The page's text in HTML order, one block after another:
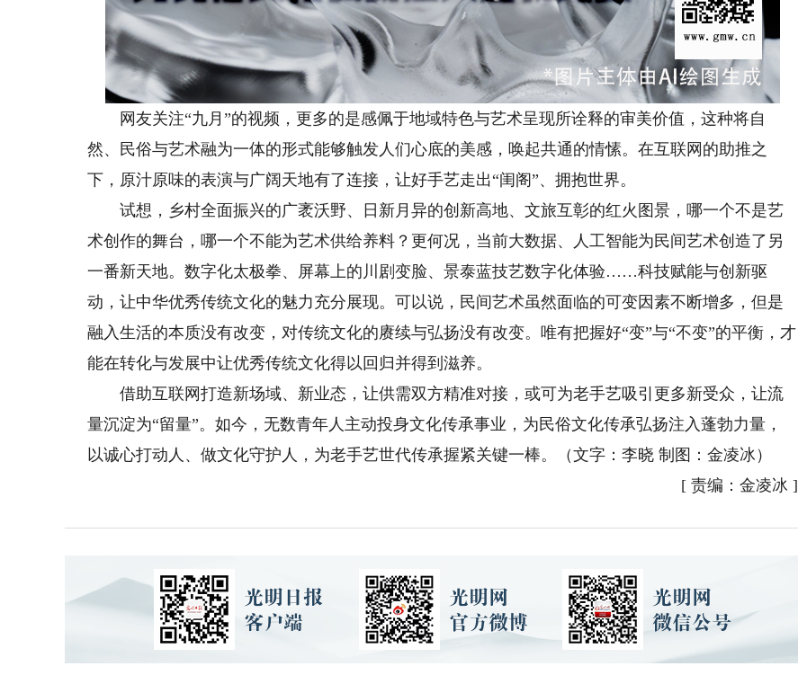
网友关注“九月”的视频，更多的是感佩于地域特色与艺术呈现所诠释的审美价值，这种将自
然、民俗与艺术融为一体的形式能够触发人们心底的美感，唤起共通的情愫。在互联网的助推之
下，原汁原味的表演与广阔天地有了连接，让好手艺走出“闺阁”、拥抱世界。
试想，乡村全面振兴的广袤沃野、日新月异的创新高地、文旅互彰的红火图景，哪一个不是艺
术创作的舞台，哪一个不能为艺术供给养料？更何况，当前大数据、人工智能为民间艺术创造了另
一番新天地。数字化太极拳、屏幕上的川剧变脸、景泰蓝技艺数字化体验……科技赋能与创新驱
动，让中华优秀传统文化的魅力充分展现。可以说，民间艺术虽然面临的可变因素不断增多，但是
融入生活的本质没有改变，对传统文化的赓续与弘扬没有改变。唯有把握好“变”与“不变”的平衡，才
能在转化与发展中让优秀传统文化得以回归并得到滋养。
借助互联网打造新场域、新业态，让供需双方精准对接，或可为老手艺吸引更多新受众，让流
量沉淀为“留量”。如今，无数青年人主动投身文化传承事业，为民俗文化传承弘扬注入蓬勃力量，
以诚心打动人、做文化守护人，为老手艺世代传承握紧关键一棒。（文字：李晓 制图：金凌冰）
[ 责编：金凌冰 ]